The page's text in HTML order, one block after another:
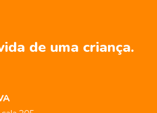
de uma criança.